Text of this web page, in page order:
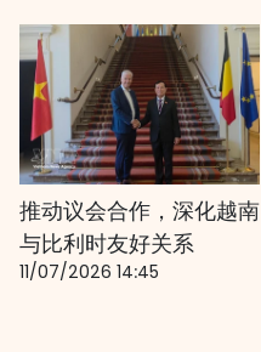
推动议会合作，深化越南
与比利时友好关系
11/07/2026 14:45